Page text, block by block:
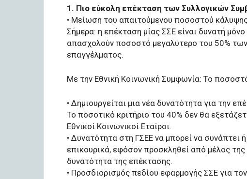
1. Πιο εύκολη επέκταση των Συλλογικών
• Μείωση του απαιτούμενου ποσοστού
Σήμερα: η επέκταση μίας ΣΣΕ είναι δυνατή
απασχολούν ποσοστό μεγαλύτερο του 50%
επαγγέλματος.
Με την Εθνική Κοινωνική Συμφωνία: Το
• Δημιουργείται μια νέα δυνατότητα για την
Το ποσοτικό κριτήριο του 40% δεν θα
Εθνικοί Κοινωνικοί Εταίροι.
• Δυνατότητα στη ΓΣΕΕ να μπορεί να συνάπτει
επικουρικά, εφόσον προσκληθεί από μέλος
δυνατότητα της επέκτασης.
• Προσδιορισμός πεδίου εφαρμογής ΣΣΕ για